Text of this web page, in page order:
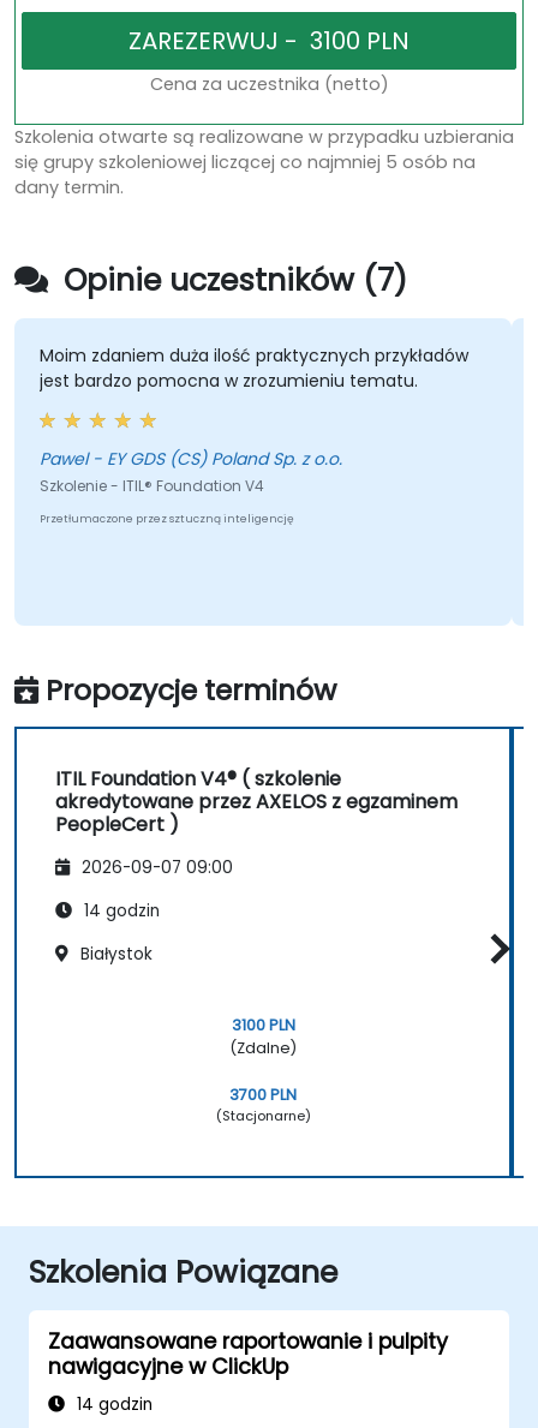
Cena za uczestnika (netto)
Szkolenia otwarte są realizowane w przypadku uzbierania
się grupy szkoleniowej liczącej co najmniej 5 osób na
dany termin.
Opinie uczestników (7)
Moim zdaniem duża ilość praktycznych przykładów
jest bardzo pomocna w zrozumieniu tematu.
Pawel - EY GDS (CS) Poland Sp. z o.o.
Szkolenie - ITIL® Foundation V4
Przetłumaczone przez sztuczną inteligencję
Propozycje terminów
ITIL Foundation V4® ( szkolenie
akredytowane przez AXELOS z egzaminem
PeopleCert )
2026-09-07 09:00
14 godzin
Białystok
3100 PLN
(Zdalne)
3700 PLN
(Stacjonarne)
Szkolenia Powiązane
Zaawansowane raportowanie i pulpity
nawigacyjne w ClickUp
14 godzin